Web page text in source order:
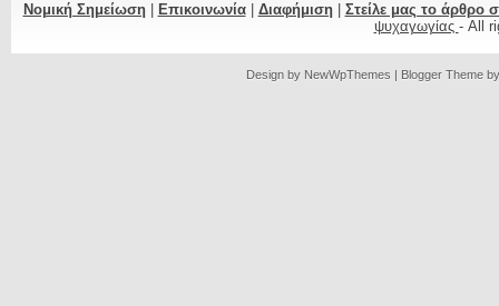
Νομική Σημείωση| Επικοινωνία| Διαφήμιση| Στείλε μας το άρθρο
ψυχαγωγίας - All
Design by NewWpThemes | Blogger Theme